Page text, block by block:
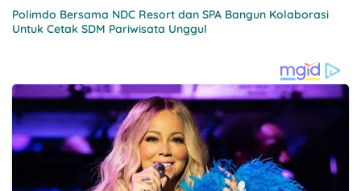
Polimdo Bersama NDC Resort dan SPA Bangun Kolaborasi
Untuk Cetak SDM Pariwisata Unggul